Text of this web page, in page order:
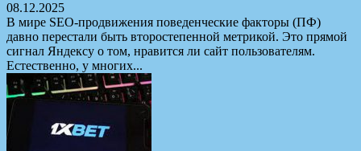
08.12.2025
В мире SEO-продвижения поведенческие факторы (ПФ)
давно перестали быть второстепенной метрикой. Это прямой
сигнал Яндексу о том, нравится ли сайт пользователям.
Естественно, у многих...